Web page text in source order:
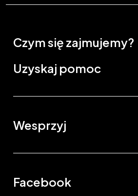
Czym się zajmujemy?
Uzyskaj pomoc
Wesprzyj
Facebook